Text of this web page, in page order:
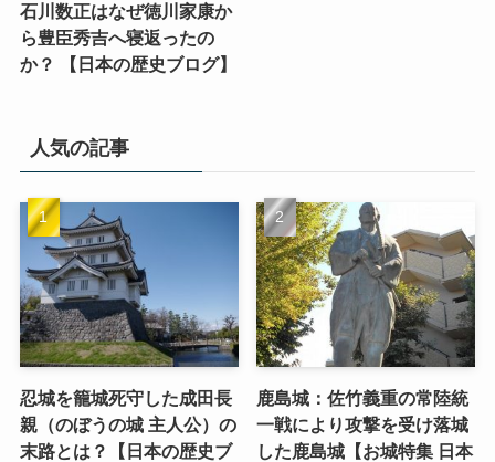
石川数正はなぜ徳川家康か
ら豊臣秀吉へ寝返ったの
か？ 【日本の歴史ブログ】
人気の記事
忍城を籠城死守した成田長
親（のぼうの城 主人公）の
末路とは？【日本の歴史ブ
鹿島城：佐竹義重の常陸統
一戦により攻撃を受け落城
した鹿島城【お城特集 日本